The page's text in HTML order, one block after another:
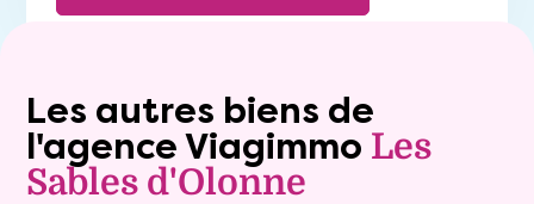
Les autres biens de
l'agence Viagimmo Les
Sables d'Olonne